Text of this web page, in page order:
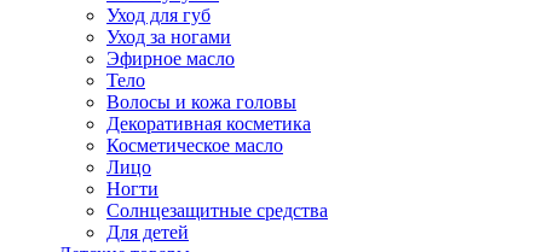
Уход для губ
Уход за ногами
Эфирное масло
Тело
Волосы и кожа головы
Декоративная косметика
Косметическое масло
Лицо
Ногти
Солнцезащитные средства
Для детей